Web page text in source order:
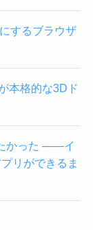
するブラウザ
本格的な3Dド
かった ——イ
リができるま